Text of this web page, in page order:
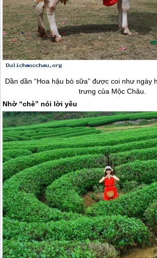
Dần dần “Hoa hậu bò sữa” được coi như ngày
trưng của Mộc Châu.
Nhờ “chè” nói lời yêu